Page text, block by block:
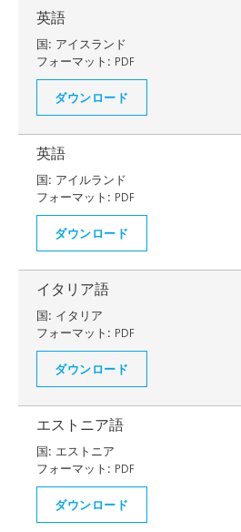
英語
国: アイスランド
フォーマット: PDF
ダウンロード
英語
国: アイルランド
フォーマット: PDF
ダウンロード
イタリア語
国: イタリア
フォーマット: PDF
ダウンロード
エストニア語
国: エストニア
フォーマット: PDF
ダウンロード